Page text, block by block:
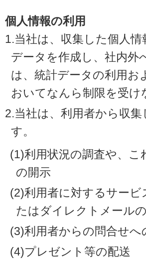
個人情報の利用
1.当社は、収集した個人
データを作成し、社内外
は、統計データの利用お
おいてなんら制限を受
2.当社は、利用者から収
す。
(1)利用状況の調査や、
の開示
(2)利用者に対するサー
たはダイレクトメール
(3)利用者からの問合せへ
(4)プレゼント等の配送